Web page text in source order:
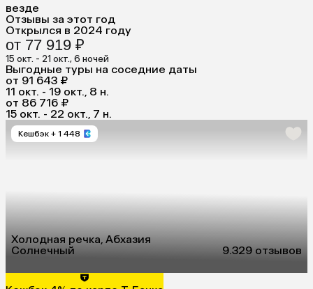
везде
Отзывы за этот год
Открылся в 2024 году
от 77 919 ₽
15 окт. - 21 окт., 6 ночей
Выгодные туры на соседние даты
от 91 643 ₽
11 окт. - 19 окт., 8 н.
от 86 716 ₽
15 окт. - 22 окт., 7 н.
Кешбэк + 1 448
Холодная речка, Абхазия
Солнечный
9.329 отзывов